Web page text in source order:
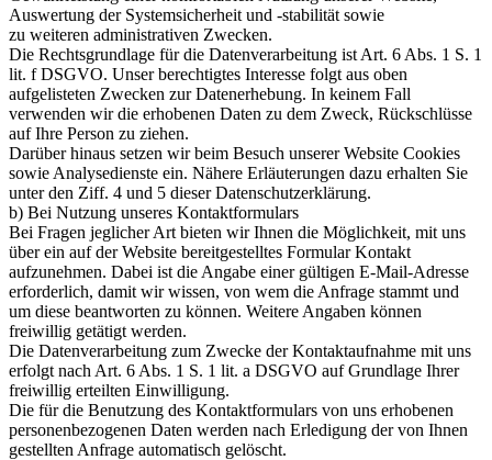
Auswertung der Systemsicherheit und -stabilität sowie
zu weiteren administrativen Zwecken.
Die Rechtsgrundlage für die Datenverarbeitung ist Art. 6 Abs. 1 S. 1
lit. f DSGVO. Unser berechtigtes Interesse folgt aus oben
aufgelisteten Zwecken zur Datenerhebung. In keinem Fall
verwenden wir die erhobenen Daten zu dem Zweck, Rückschlüsse
auf Ihre Person zu ziehen.
Darüber hinaus setzen wir beim Besuch unserer Website Cookies
sowie Analysedienste ein. Nähere Erläuterungen dazu erhalten Sie
unter den Ziff. 4 und 5 dieser Datenschutzerklärung.
b) Bei Nutzung unseres Kontaktformulars
Bei Fragen jeglicher Art bieten wir Ihnen die Möglichkeit, mit uns
über ein auf der Website bereitgestelltes Formular Kontakt
aufzunehmen. Dabei ist die Angabe einer gültigen E-Mail-Adresse
erforderlich, damit wir wissen, von wem die Anfrage stammt und
um diese beantworten zu können. Weitere Angaben können
freiwillig getätigt werden.
Die Datenverarbeitung zum Zwecke der Kontaktaufnahme mit uns
erfolgt nach Art. 6 Abs. 1 S. 1 lit. a DSGVO auf Grundlage Ihrer
freiwillig erteilten Einwilligung.
Die für die Benutzung des Kontaktformulars von uns erhobenen
personenbezogenen Daten werden nach Erledigung der von Ihnen
gestellten Anfrage automatisch gelöscht.